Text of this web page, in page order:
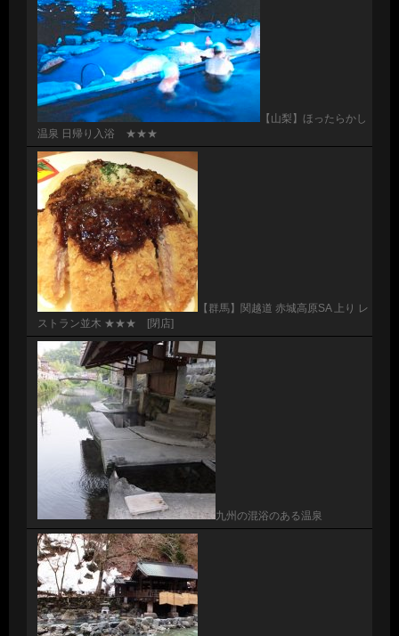
【山梨】ほったらかし
温泉 日帰り入浴 ★★★
【群馬】関越道 赤城高原SA 上り レ
ストラン並木 ★★★ [閉店]
九州の混浴のある温泉